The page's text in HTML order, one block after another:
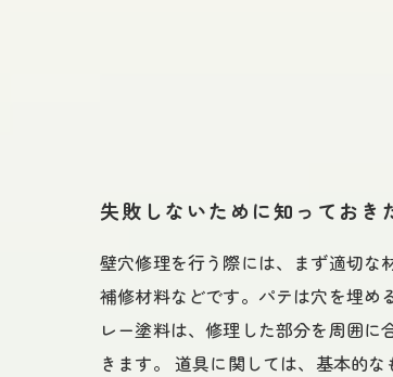
失敗しないために知っておき
壁穴修理を行う際には、まず適切な
補修材料などです。パテは穴を埋め
レー塗料は、修理した部分を周囲
きます。 道具に関しては、基本的